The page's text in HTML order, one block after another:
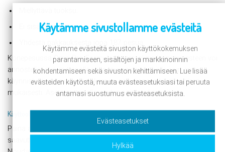
Ei sisällä zeoliittia.
Konepesussa Omo Pro Formula Universal pyykinpesunesteen voi
annostella joko mittapalloon, pesurummun päälle juuri ennen
käynnistystä tai pesuainelokeroon pesukoneen käyttöohjeen
mukaisesti. Aseta mittapallo pyykin päälle oikein päin.
Käyttöohje:
Paina annostelijaa 6 sekunnin ajan optimaalisen pesutuloksen
saavuttamiseksi. Säästä vettä ilman kompromisseja.
Käytämme sivustollamme evästeitä
Käytämme evästeitä sivuston käyttökokemuksen
parantamiseen, sisältöjen ja markkinoinnin
kohdentamiseen sekä sivuston kehittämiseen. Lue lisää
evästeiden käytöstä, muuta evästeasetuksiasi tai peruuta
antamasi suostumus evästeasetuksista.
Evästeasetukset
Hylkää